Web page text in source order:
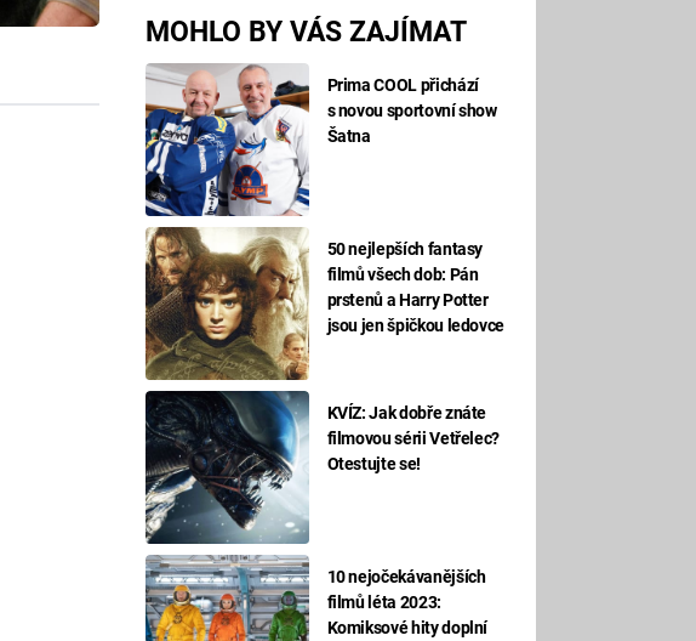
MOHLO BY VÁS ZAJÍMAT
Prima COOL přichází
s novou sportovní show
Šatna
50 nejlepších fantasy
filmů všech dob: Pán
prstenů a Harry Potter
jsou jen špičkou ledovce
KVÍZ: Jak dobře znáte
filmovou sérii Vetřelec?
Otestujte se!
10 nejočekávanějších
filmů léta 2023:
Komiksové hity doplní